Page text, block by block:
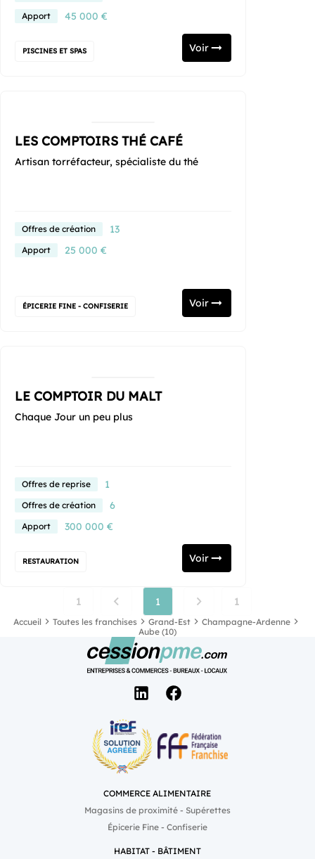
Apport 45 000 €
PISCINES ET SPAS Voir
LES COMPTOIRS THÉ CAFÉ
Artisan torréfacteur, spécialiste du thé
Offres de création 13
Apport 25 000 €
ÉPICERIE FINE - CONFISERIE Voir
LE COMPTOIR DU MALT
Chaque Jour un peu plus
Offres de reprise 1
Offres de création 6
Apport 300 000 €
RESTAURATION Voir
1 1 1
Accueil Toutes les franchises Grand-Est
Champagne-Ardenne
Aube (10)
COMMERCE ALIMENTAIRE
Magasins de proximité - Supérettes
Épicerie Fine - Confiserie
HABITAT - BÂTIMENT